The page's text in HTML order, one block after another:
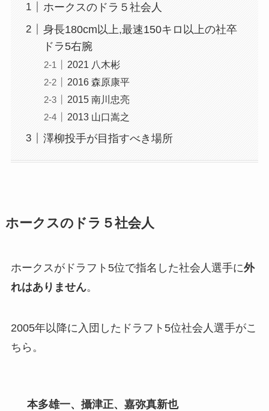
ホークスのドラ５社会人
身長180cm以上,最速150キロ以上の社卒
ドラ5右腕
2021 八木彬
2016 森原康平
2015 南川忠亮
2013 山口嵩之
澤柳投手が目指すべき場所
ホークスのドラ５社会人
ホークスがドラフト5位で指名した社会人選手に外
れはありません。
2005年以降に入団したドラフト5位社会人選手がこ
ちら。
本多雄一、攝津正、嘉弥真新也